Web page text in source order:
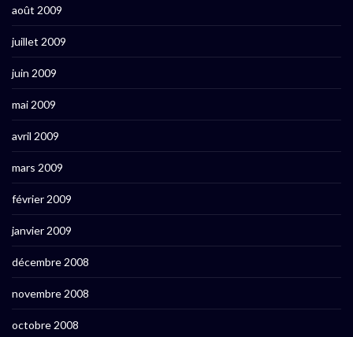
août 2009
juillet 2009
juin 2009
mai 2009
avril 2009
mars 2009
février 2009
janvier 2009
décembre 2008
novembre 2008
octobre 2008